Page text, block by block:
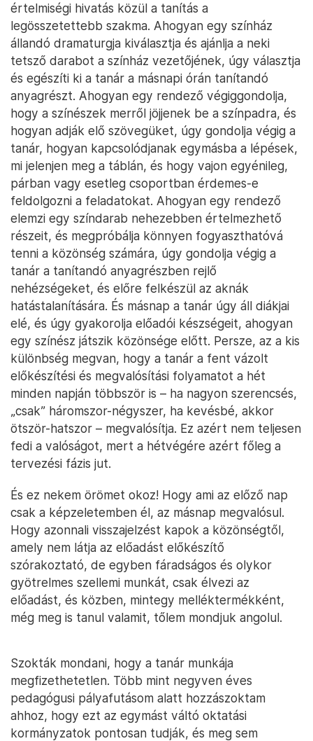
értelmiségi hivatás közül a tanítás a
legösszetettebb szakma. Ahogyan egy színház
állandó dramaturgja kiválasztja és ajánlja a neki
tetsző darabot a színház vezetőjének, úgy választja
és egészíti ki a tanár a másnapi órán tanítandó
anyagrészt. Ahogyan egy rendező végiggondolja,
hogy a színészek merről jöjjenek be a színpadra, és
hogyan adják elő szövegüket, úgy gondolja végig a
tanár, hogyan kapcsolódjanak egymásba a lépések,
mi jelenjen meg a táblán, és hogy vajon egyénileg,
párban vagy esetleg csoportban érdemes-e
feldolgozni a feladatokat. Ahogyan egy rendező
elemzi egy színdarab nehezebben értelmezhető
részeit, és megpróbálja könnyen fogyaszthatóvá
tenni a közönség számára, úgy gondolja végig a
tanár a tanítandó anyagrészben rejlő
nehézségeket, és előre felkészül az aknák
hatástalanítására. És másnap a tanár úgy áll diákjai
elé, és úgy gyakorolja előadói készségeit, ahogyan
egy színész játszik közönsége előtt. Persze, az a kis
különbség megvan, hogy a tanár a fent vázolt
előkészítési és megvalósítási folyamatot a hét
minden napján többször is – ha nagyon szerencsés,
„csak” háromszor-négyszer, ha kevésbé, akkor
ötször-hatszor – megvalósítja. Ez azért nem teljesen
fedi a valóságot, mert a hétvégére azért főleg a
tervezési fázis jut.
És ez nekem örömet okoz! Hogy ami az előző nap
csak a képzeletemben él, az másnap megvalósul.
Hogy azonnali visszajelzést kapok a közönségtől,
amely nem látja az előadást előkészítő
szórakoztató, de egyben fáradságos és olykor
gyötrelmes szellemi munkát, csak élvezi az
előadást, és közben, mintegy melléktermékként,
még meg is tanul valamit, tőlem mondjuk angolul.
Szokták mondani, hogy a tanár munkája
megfizethetetlen. Több mint negyven éves
pedagógusi pályafutásom alatt hozzászoktam
ahhoz, hogy ezt az egymást váltó oktatási
kormányzatok pontosan tudják, és meg sem